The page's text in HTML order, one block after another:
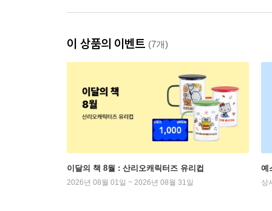
이 상품의 이벤트 (7개)
이달의 책 8월 : 산리오캐릭터즈 유리컵
2026년 08월 01일 ~ 2026년 08월 31일
예
상